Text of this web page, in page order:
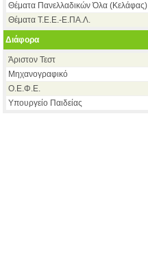
Θέματα Πανελλαδικών Όλα (Κελάφας)
Θέματα Τ.Ε.Ε.-Ε.ΠΑ.Λ.
Διάφορα
Άριστον Τεστ
Μηχανογραφικό
Ο.Ε.Φ.Ε.
Υπουργείο Παιδείας